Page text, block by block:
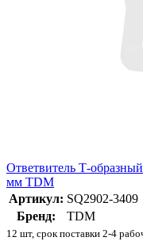
Ответвитель Т-
мм TDM
Артикул: SQ2902-3409
Бренд:
TDM
12 шт, срок поставки 2-4